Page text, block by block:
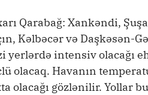
Qarabağ: Xankəndi,
Kəlbəcər və Daşkəsən-
yerlərdə intensiv olacağı
olacaq. Havanın
olacağı gözlənilir. Yollar